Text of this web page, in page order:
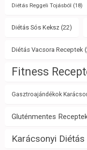
Diétás Reggeli Tojásból (18)
Diétás Sós Keksz (22)
Diétás Vacsora Receptek
Fitness
Gasztroajándékok
Gluténmentes
Karácsonyi